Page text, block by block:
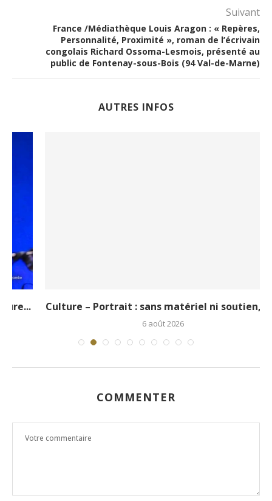
Suivant
France /Médiathèque Louis Aragon : « Repères,
Personnalité, Proximité », roman de l’écrivain
congolais Richard Ossoma-Lesmois, présenté au
public de Fontenay-sous-Bois (94 Val-de-Marne)
AUTRES INFOS
Culture – Portrait : sans matériel ni soutien, le...
6 août 2026
COMMENTER